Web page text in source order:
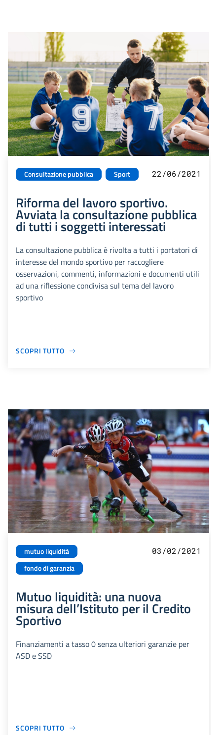
Consultazione pubblica Sport 22/06/2021
Riforma del lavoro sportivo.
Avviata la consultazione pubblica
di tutti i soggetti interessati
La consultazione pubblica è rivolta a tutti i portatori di
interesse del mondo sportivo per raccogliere
osservazioni, commenti, informazioni e documenti utili
ad una riflessione condivisa sul tema del lavoro
sportivo
SCOPRI TUTTO
mutuo liquidità
fondo di garanzia
03/02/2021
Mutuo liquidità: una nuova
misura dell’Istituto per il Credito
Sportivo
Finanziamenti a tasso 0 senza ulteriori garanzie per
ASD e SSD
SCOPRI TUTTO